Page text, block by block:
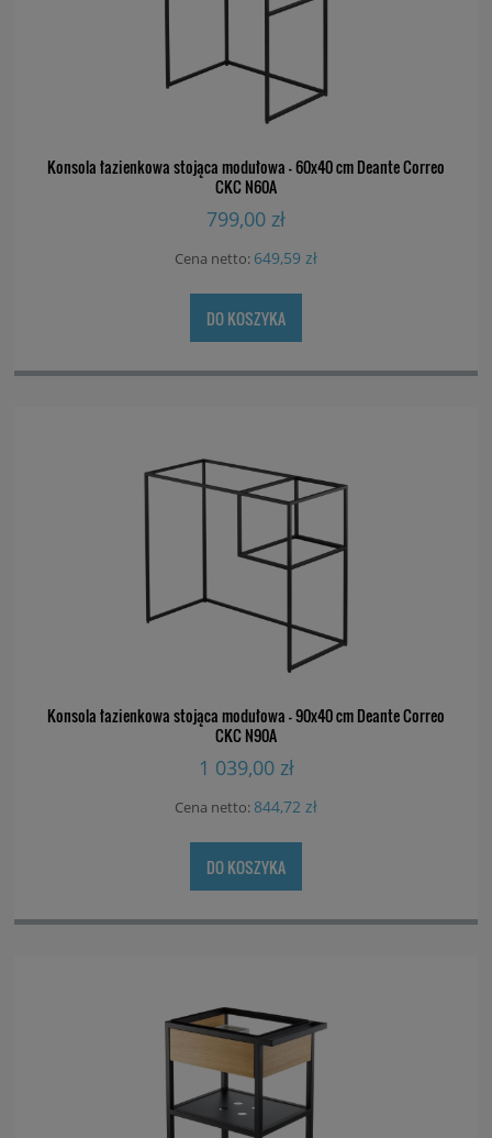
Konsola łazienkowa stojąca modułowa - 60x40 cm Deante Correo
CKC N60A
799,00 zł
Cena netto: 649,59 zł
DO KOSZYKA
Konsola łazienkowa stojąca modułowa - 90x40 cm Deante Correo
CKC N90A
1 039,00 zł
Cena netto: 844,72 zł
DO KOSZYKA